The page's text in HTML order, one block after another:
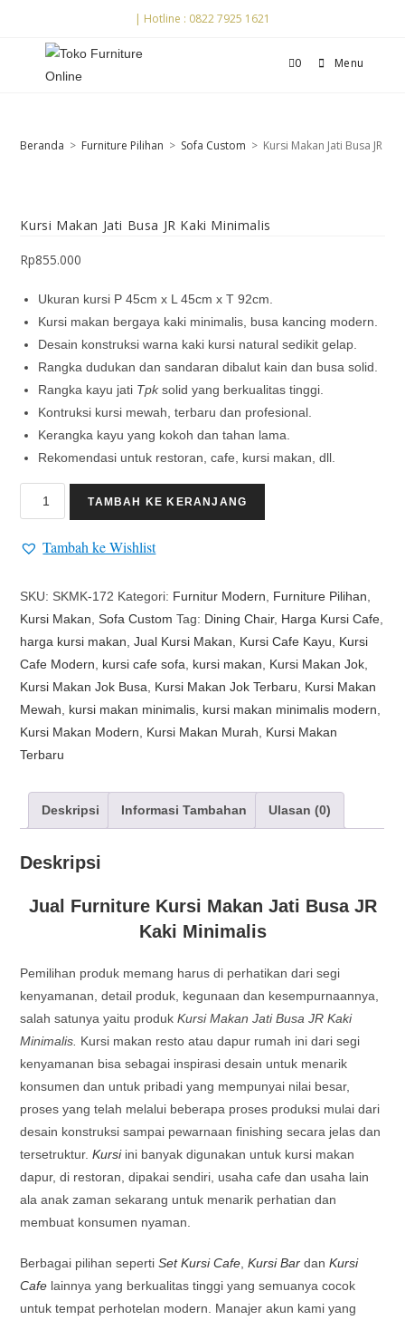
| Hotline : 0822 7925 1621
0 Menu
Beranda > Furniture Pilihan > Sofa Custom > Kursi Makan Jati Busa JR
Kursi Makan Jati Busa JR Kaki Minimalis
Rp855.000
Ukuran kursi P 45cm x L 45cm x T 92cm.
Kursi makan bergaya kaki minimalis, busa kancing modern.
Desain konstruksi warna kaki kursi natural sedikit gelap.
Rangka dudukan dan sandaran dibalut kain dan busa solid.
Rangka kayu jati Tpksolid yang berkualitas tinggi.
Kontruksi kursi mewah, terbaru dan profesional.
Kerangka kayu yang kokoh dan tahan lama.
Rekomendasi untuk restoran, cafe, kursi makan, dll.
TAMBAH KE KERANJANG
Tambah ke Wishlist
SKU: SKMK-172 Kategori: Furnitur Modern Furniture Pilihan
Kursi Makan ,Sofa Custom Tag: Dining Chair, Harga Kursi Cafe
harga kursi makan ,Jual Kursi Makan Kursi Cafe Kayu
Kursi
Cafe Modern
kursi cafe sofa kursi makan Kursi Makan Jok
Kursi Makan Jok Busa
Kursi Makan Jok Terbaru
Kursi Makan
Mewah
kursi makan minimalis kursi makan minimalis modern
Kursi Makan Modern
Kursi Makan Murah
Kursi Makan
Terbaru
Deskripsi Informasi Tambahan Ulasan (0)
Deskripsi
Jual Furniture Kursi Makan Jati Busa JR
Kaki Minimalis
Pemilihan produk memang harus di perhatikan dari segi
kenyamanan, detail produk, kegunaan dan kesempurnaannya,
salah satunya yaitu produkKursi Makan Jati Busa JR Kaki
Minimalis. Kursi makan resto atau dapur rumah ini dari segi
kenyamanan bisa sebagai inspirasi desain untuk menarik
konsumen dan untuk pribadi yang mempunyai nilai besar,
proses yang telah melalui beberapa proses produksi mulai dari
desain konstruksi sampai pewarnaan finishing secara jelas dan
tersetruktur.Kursiini banyak digunakan untuk kursi makan
dapur, di restoran, dipakai sendiri, usaha cafe dan usaha lain
ala anak zaman sekarang untuk menarik perhatian dan
membuat konsumen nyaman.
Berbagai pilihan sepertiSet Kursi Cafe ,Kursi Bar danKursi
Cafe lainnya yang berkualitas tinggi yang semuanya cocok
untuk tempat perhotelan modern. Manajer akun kami yang